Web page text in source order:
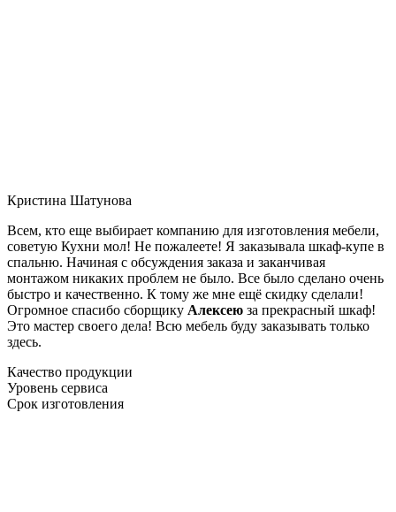
Кристина Шатунова
Всем, кто еще выбирает компанию для изготовления мебели,
советую Кухни мол! Не пожалеете! Я заказывала шкаф-купе в
спальню. Начиная с обсуждения заказа и заканчивая
монтажом никаких проблем не было. Все было сделано очень
быстро и качественно. К тому же мне ещё скидку сделали!
Огромное спасибо сборщику Алексею за прекрасный шкаф!
Это мастер своего дела! Всю мебель буду заказывать только
здесь.
Качество продукции
Уровень сервиса
Срок изготовления